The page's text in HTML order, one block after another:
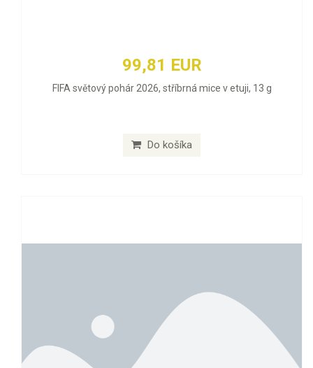
99,81 EUR
FIFA světový pohár 2026, stříbrná mice v etuji, 13 g
Do košíka